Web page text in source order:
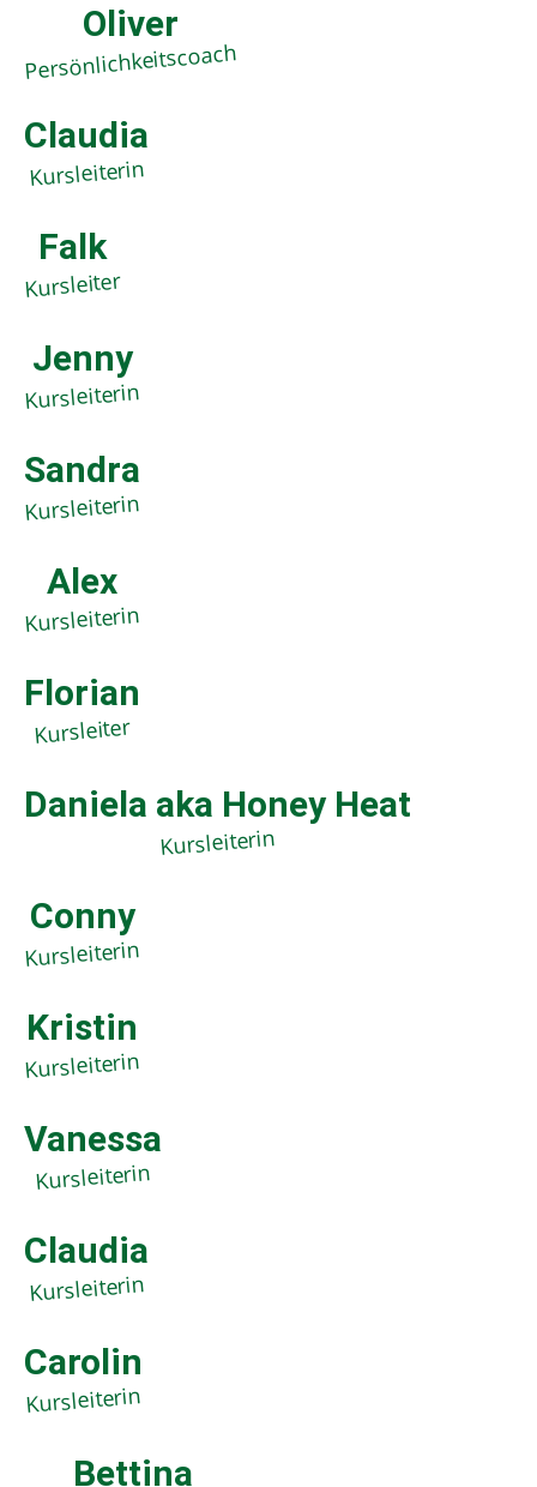
Oliver
Persönlichkeitscoach
Claudia
Kursleiterin
Falk
Kursleiter
Jenny
Kursleiterin
Sandra
Kursleiterin
Alex
Kursleiterin
Florian
Kursleiter
Daniela aka Honey Heat
Kursleiterin
Conny
Kursleiterin
Kristin
Kursleiterin
Vanessa
Kursleiterin
Claudia
Kursleiterin
Carolin
Kursleiterin
Bettina